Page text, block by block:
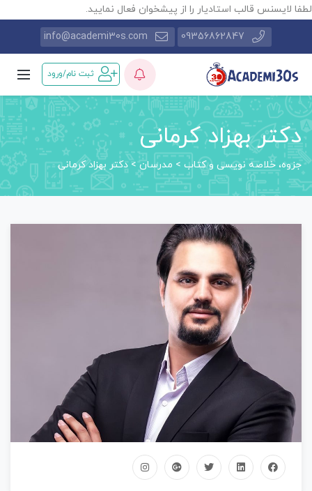
لطفا لایسنس قالب استادیار را از پیشخوان فعال نمایید.
09356862847
info@academi30s.com
ثبت نام/ورود
دکتر بهزاد کرمانی
جزوه، خلاصه نویسی و کتاب> مدرسان> دکتر بهزاد کرمانی